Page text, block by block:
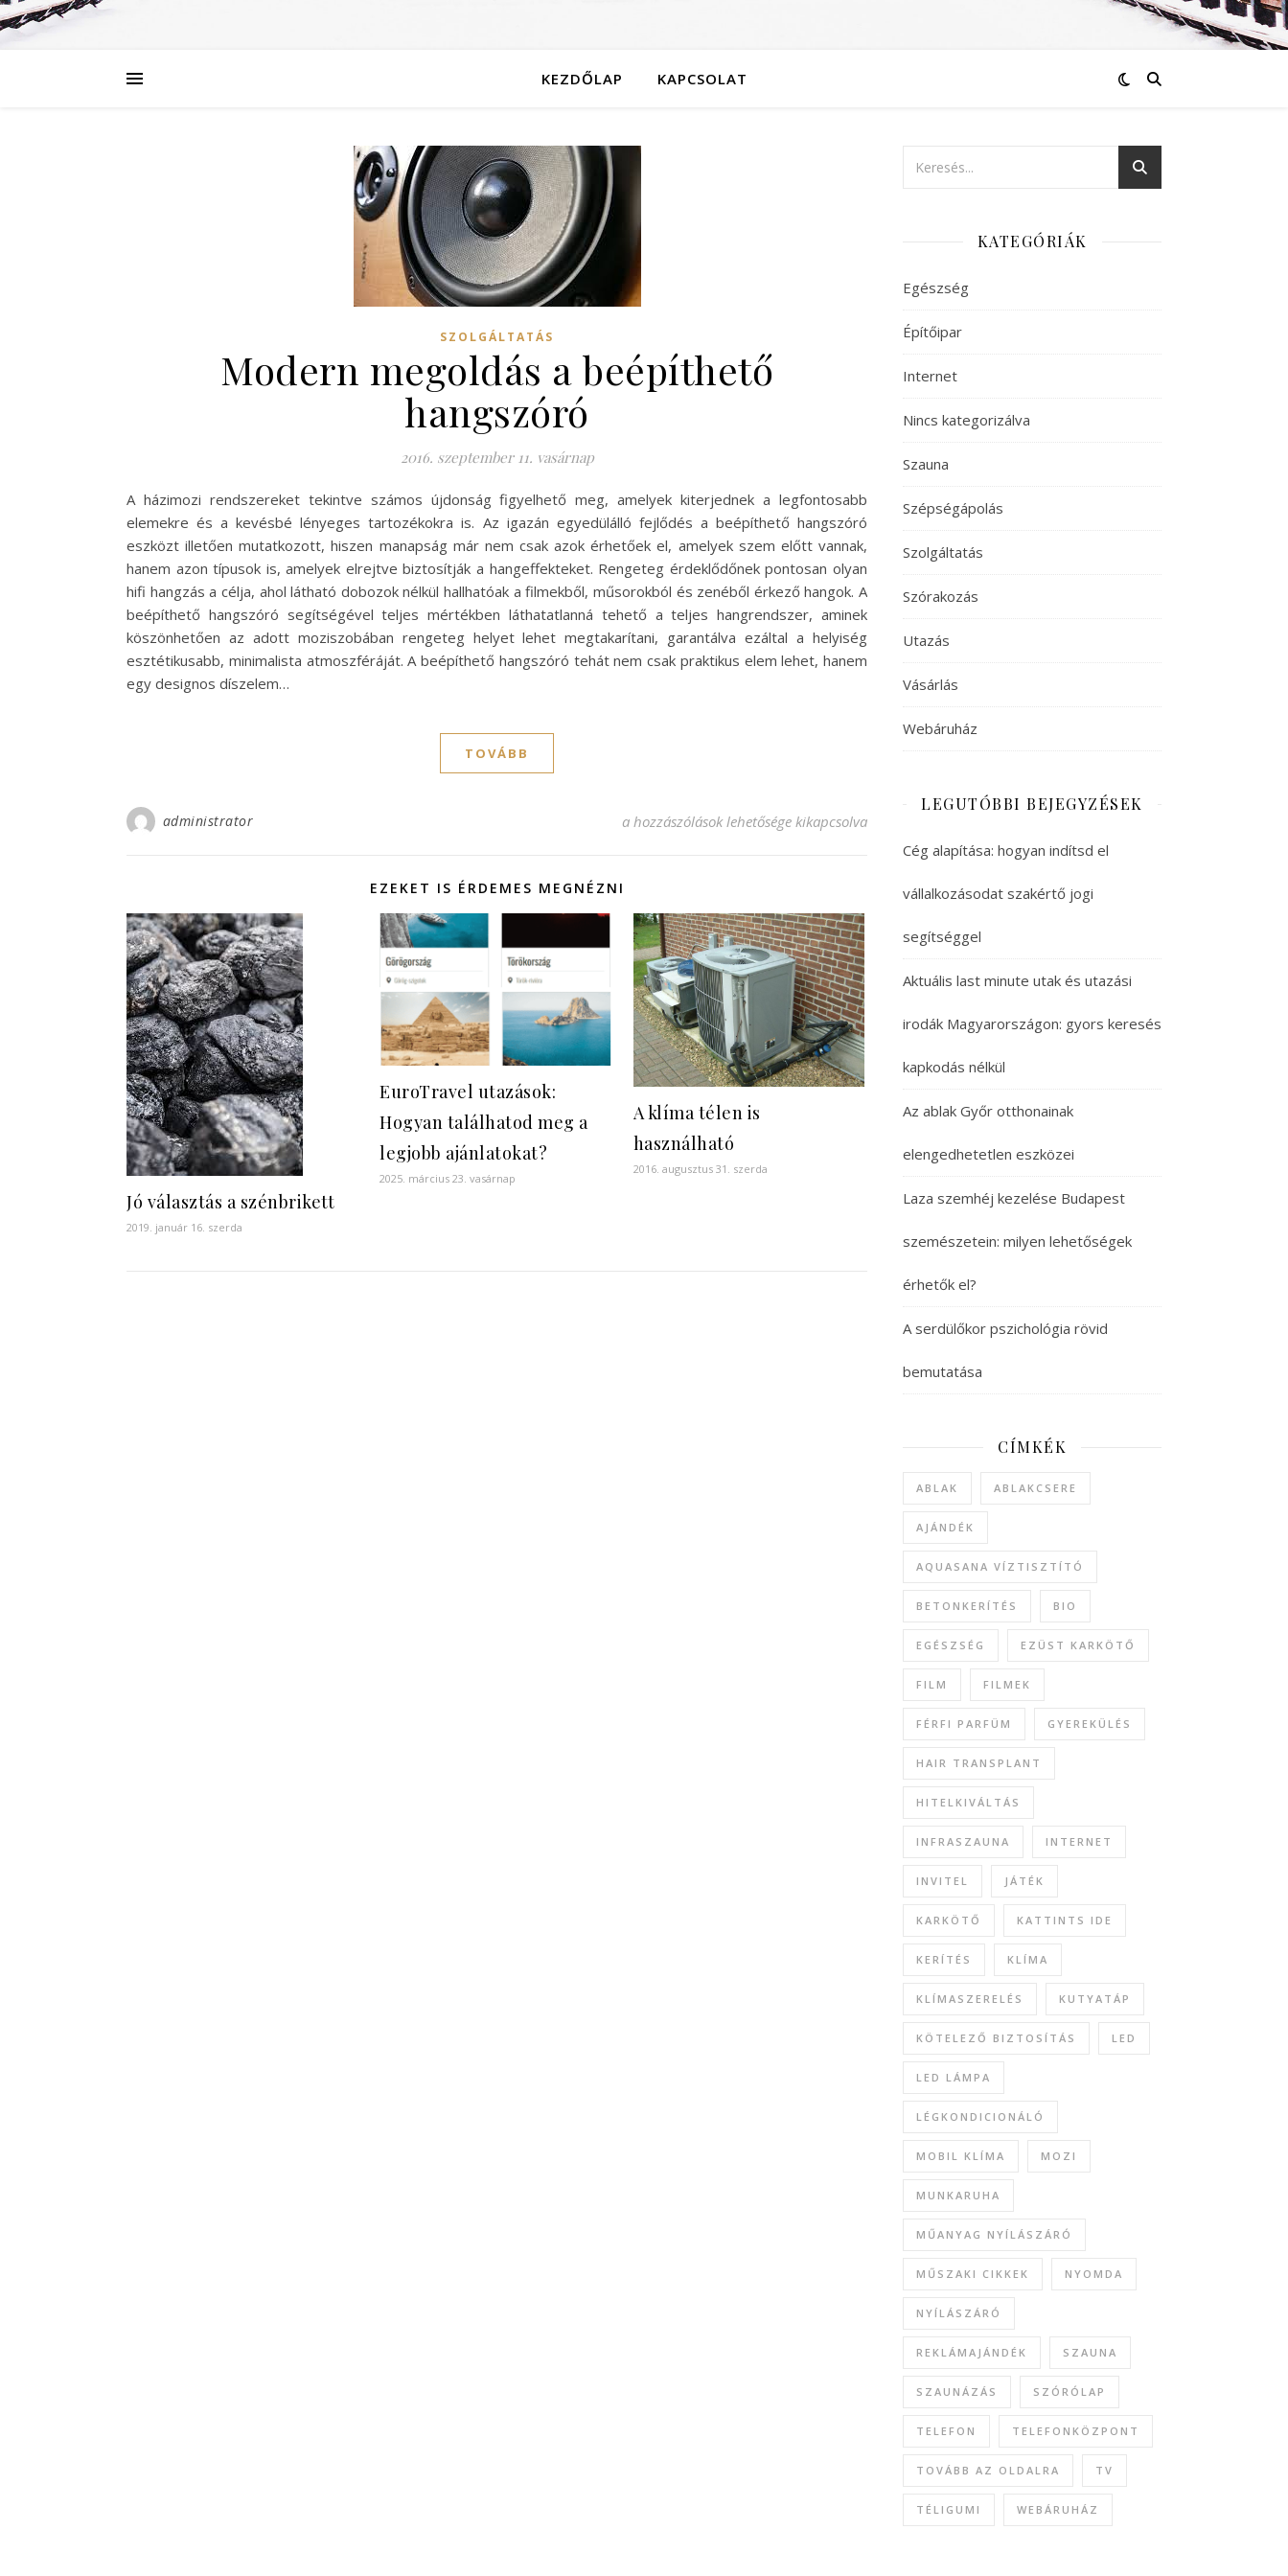
KEZDŐLAP KAPCSOLAT
SZOLGÁLTATÁS
Modern megoldás a beépíthető
hangszóró
2016. szeptember 11. vasárnap
A házimozi rendszereket tekintve számos újdonság figyelhető meg, amelyek kiterjednek a legfontosabb
elemekre és a kevésbé lényeges tartozékokra is. Az igazán egyedülálló fejlődés a beépíthető hangszóró
eszközt illetően mutatkozott, hiszen manapság már nem csak azok érhetőek el, amelyek szem előtt vannak,
hanem azon típusok is, amelyek elrejtve biztosítják a hangeffekteket. Rengeteg érdeklődőnek pontosan olyan
hifi hangzás a célja, ahol látható dobozok nélkül hallhatóak a filmekből, műsorokból és zenéből érkező hangok. A
beépíthető hangszóró segítségével teljes mértékben láthatatlanná tehető a teljes hangrendszer, aminek
köszönhetően az adott moziszobában rengeteg helyet lehet megtakarítani, garantálva ezáltal a helyiség
esztétikusabb, minimalista atmoszféráját. A beépíthető hangszóró tehát nem csak praktikus elem lehet, hanem
egy designos díszelem…
TOVÁBB
administrator Modern megoldás a beépíthető hangszóró bejegyzéshez
a hozzászólások lehetősége kikapcsolva
EZEKET IS ÉRDEMES MEGNÉZNI
Jó választás a szénbrikett
2019. január 16. szerda
EuroTravel utazások:
Hogyan találhatod meg a
legjobb ajánlatokat?
2025. március 23. vasárnap
A klíma télen is
használható
2016. augusztus 31. szerda
KATEGÓRIÁK
Egészség
Építőipar
Internet
Nincs kategorizálva
Szauna
Szépségápolás
Szolgáltatás
Szórakozás
Utazás
Vásárlás
Webáruház
LEGUTÓBBI BEJEGYZÉSEK
Cég alapítása: hogyan indítsd el
vállalkozásodat szakértő jogi
segítséggel
Aktuális last minute utak és utazási
irodák Magyarországon: gyors keresés
kapkodás nélkül
Az ablak Győr otthonainak
elengedhetetlen eszközei
Laza szemhéj kezelése Budapest
szemészetein: milyen lehetőségek
érhetők el?
A serdülőkor pszichológia rövid
bemutatása
CÍMKÉK
ABLAK ABLAKCSERE
AJÁNDÉK
AQUASANA VÍZTISZTÍTÓ
BETONKERÍTÉS BIO
EGÉSZSÉG EZÜST KARKÖTŐ
FILM FILMEK
FÉRFI PARFÜM GYEREKÜLÉS
HAIR TRANSPLANT
HITELKIVÁLTÁS
INFRASZAUNA INTERNET
INVITEL JÁTÉK
KARKÖTŐ KATTINTS IDE
KERÍTÉS KLÍMA
KLÍMASZERELÉS KUTYATÁP
KÖTELEZŐ BIZTOSÍTÁS LED
LED LÁMPA
LÉGKONDICIONÁLÓ
MOBIL KLÍMA MOZI
MUNKARUHA
MŰANYAG NYÍLÁSZÁRÓ
MŰSZAKI CIKKEK NYOMDA
NYÍLÁSZÁRÓ
REKLÁMAJÁNDÉK SZAUNA
SZAUNÁZÁS SZÓRÓLAP
TELEFON TELEFONKÖZPONT
TOVÁBB AZ OLDALRA TV
TÉLIGUMI WEBÁRUHÁZ